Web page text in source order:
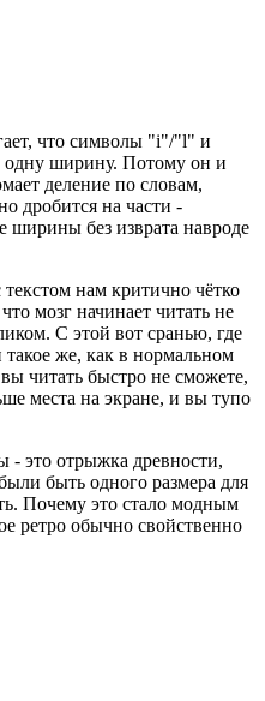
что символы "i"/"l" и
ширину. Потому он и
деление по словам,
дробится на части -
ширины без изврата навроде
нам критично чётко
мозг начинает читать не
С этой вот сранью, где
же, как в нормальном
читать быстро не сможете,
места на экране, и вы тупо
это отрыжка древности,
быть одного размера для
Почему это стало модным
ретро обычно свойственно